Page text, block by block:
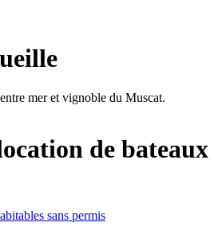
mer et vignoble du Muscat.
de